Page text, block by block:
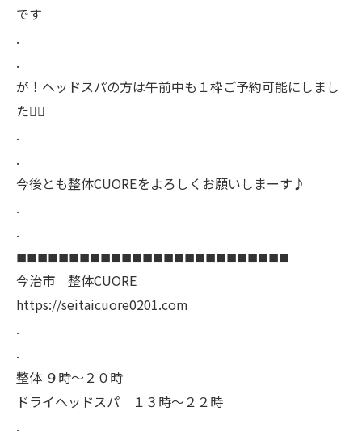
です
.
.
が！ヘッドスパの方は午前中も１枠ご予約可能にしまし
た🙆‍♂️
.
.
今後とも整体CUOREをよろしくお願いしまーす♪
.
.
◼︎◼︎◼︎◼︎◼︎◼︎◼︎◼︎◼︎◼︎◼︎◼︎◼︎◼︎◼︎◼︎◼︎◼︎◼︎◼︎◼︎◼︎◼︎◼︎◼︎◼︎
今治市 整体CUORE
https://seitaicuore0201.com
.
.
整体 ９時〜２０時
ドライヘッドスパ １３時〜２２時
.